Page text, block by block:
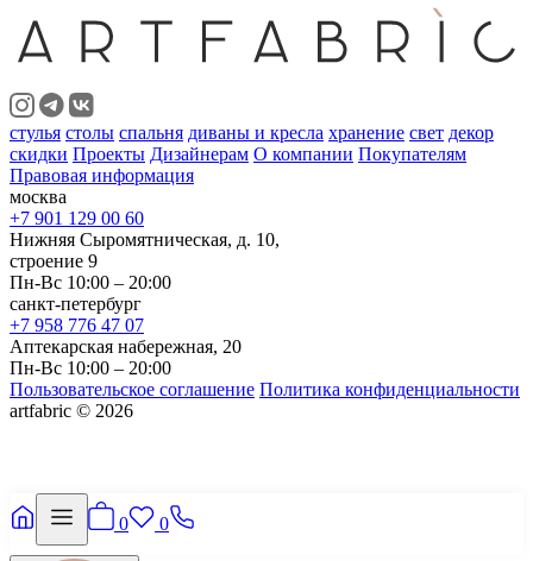
стулья столы спальня диваны и кресла хранение свет декор
скидки Проекты Дизайнерам О компании Покупателям
Правовая информация
москва
+7 901 129 00 60
Нижняя Сыромятническая, д. 10,
строение 9
Пн-Вс 10:00 – 20:00
санкт-петербург
+7 958 776 47 07
Аптекарская набережная, 20
Пн-Вс 10:00 – 20:00
Пользовательское соглашение Политика конфиденциальности
artfabric © 2026
0 0